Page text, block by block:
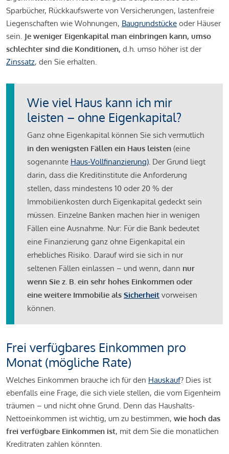
Sparbücher, Rückkaufswerte von Versicherungen, lastenfreie
Liegenschaften wie Wohnungen, Baugrundstücke oder Häuser
sein. Je weniger Eigenkapital man einbringen kann, umso
schlechter sind die Konditionen, d.h. umso höher ist der
Zinssatz, den Sie erhalten.
Wie viel Haus kann ich mir
leisten – ohne Eigenkapital?
Ganz ohne Eigenkapital können Sie sich vermutlich
in den wenigsten Fällen ein Haus leisten (eine
sogenannte Haus-Vollfinanzierung). Der Grund liegt
darin, dass die Kreditinstitute die Anforderung
stellen, dass mindestens 10 oder 20 % der
Immobilienkosten durch Eigenkapital gedeckt sein
müssen. Einzelne Banken machen hier in wenigen
Fällen eine Ausnahme. Nur: Für die Bank bedeutet
eine Finanzierung ganz ohne Eigenkapital ein
erhebliches Risiko. Darauf wird sie sich in nur
seltenen Fällen einlassen – und wenn, dann nur
wenn Sie z. B. ein sehr hohes Einkommen oder
eine weitere Immobilie als Sicherheit vorweisen
können.
Frei verfügbares Einkommen pro
Monat (mögliche Rate)
Welches Einkommen brauche ich für den Hauskauf? Dies ist
ebenfalls eine Frage, die sich viele stellen, die vom Eigenheim
träumen – und nicht ohne Grund. Denn das Haushalts-
Nettoeinkommen ist wichtig, um zu bestimmen, wie hoch das
frei verfügbare Einkommen ist, mit dem Sie die monatlichen
Kreditraten zahlen könnten.